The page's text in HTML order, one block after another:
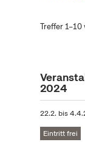
Treffer 1–10
2024
22.2. bis
Eintritt frei